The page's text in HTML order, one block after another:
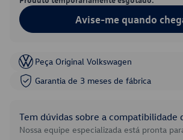
Avise-me quando
Peça Original Volkswagen
Garantia de 3 meses de fábrica
Tem dúvidas sobre a compatibilidade
Nossa equipe especializada está pronta